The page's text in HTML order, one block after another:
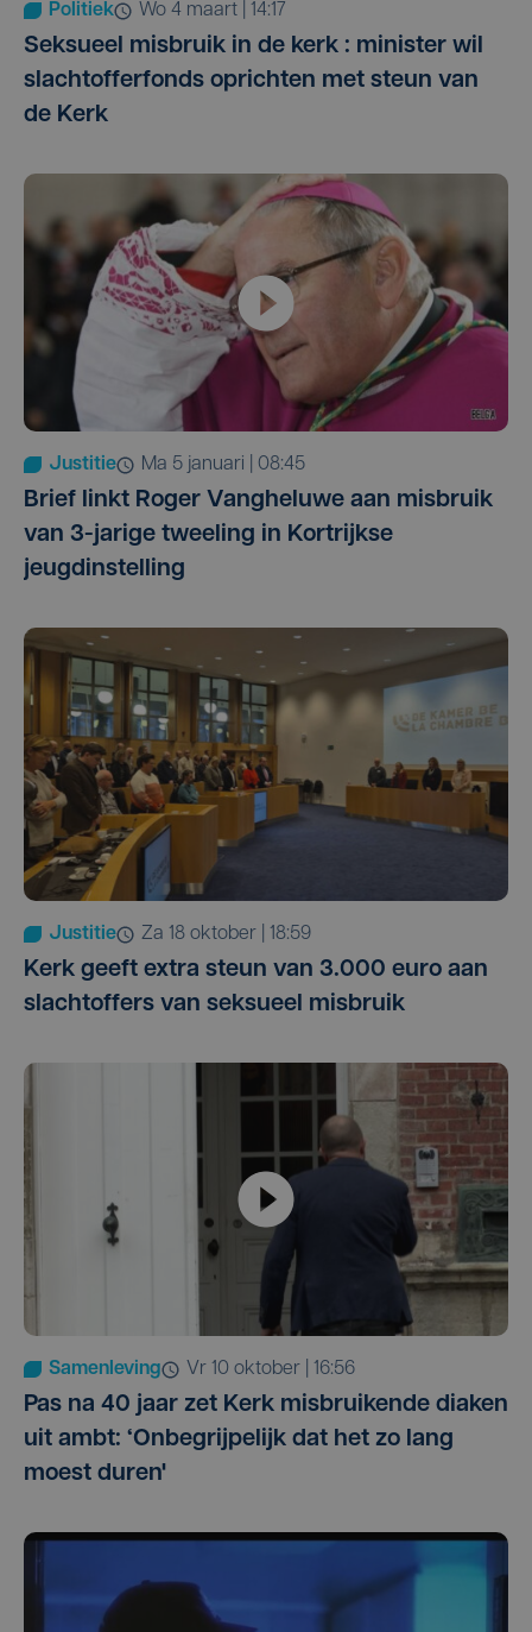
Politiek wo 4 maart | 14:17
Seksueel misbruik in de kerk : minister wil
slachtofferfonds oprichten met steun van
de Kerk
Justitie ma 5 januari | 08:45
Brief linkt Roger Vangheluwe aan misbruik
van 3-jarige tweeling in Kortrijkse
jeugdinstelling
Justitie za 18 oktober | 18:59
Kerk geeft extra steun van 3.000 euro aan
slachtoffers van seksueel misbruik
Samenleving vr 10 oktober | 16:56
Pas na 40 jaar zet Kerk misbruikende diaken
uit ambt: ‘Onbegrijpelijk dat het zo lang
moest duren'